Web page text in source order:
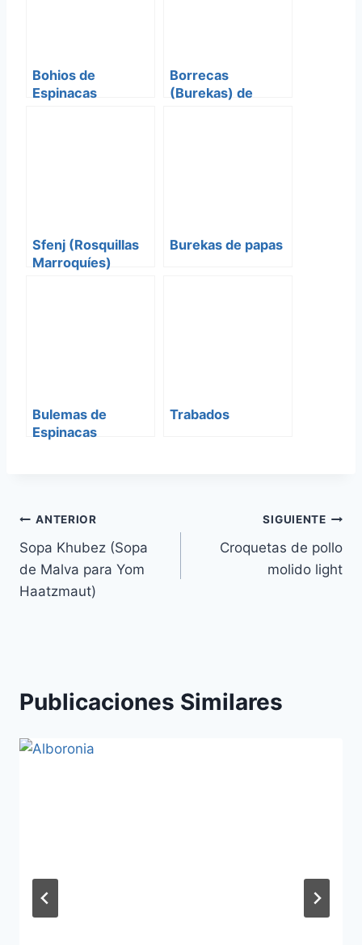
Bohios de
Espinacas
Borrecas
(Burekas) de
Sfenj (Rosquillas
Marroquíes)
Burekas de papas
Bulemas de
Espinacas
Trabados
Navegación
de
entradas
ANTERIOR
Sopa Khubez (Sopa
de Malva para Yom
Haatzmaut)
SIGUIENTE
Croquetas de pollo
molido light
Publicaciones Similares